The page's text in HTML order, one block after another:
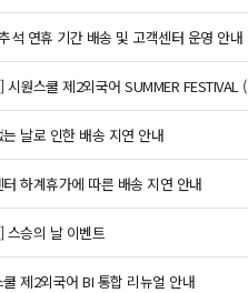
석 연휴 기간 배송 및 고객센터 운영 안내
시원스쿨 제2외국어 SUMMER
날로 인한 배송 지연 안내
하계휴가에 따른 배송 지연 안내
스승의 날 이벤트
제2외국어 BI 통합 리뉴얼 안내